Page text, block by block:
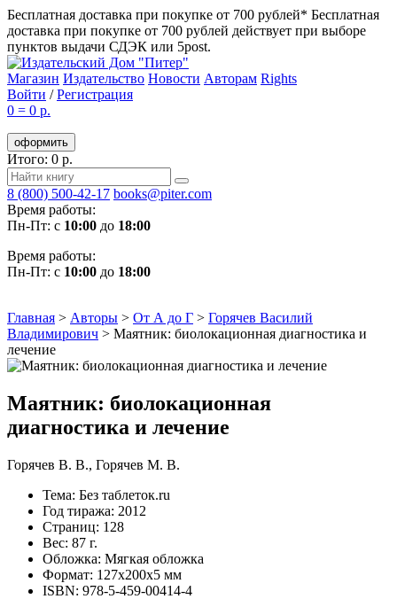
Бесплатная доставка при покупке от 700 рублей* Бесплатная
доставка при покупке от 700 рублей действует при выборе
пунктов выдачи СДЭК или 5post.
Магазин Издательство Новости Авторам Rights
Войти /Регистрация
0 = 0 р.
оформить
Итого: 0 р.
8 (800) 500-42-17 books@piter.com
Время работы:
Пн-Пт: с 10:00 до 18:00
Время работы:
Пн-Пт: с 10:00 до 18:00
Главная > Авторы > От А до Г > Горячев Василий
Владимирович > Маятник: биолокационная диагностика и
лечение
Маятник: биолокационная
диагностика и лечение
Горячев В. В., Горячев М. В.
Тема: Без таблеток.ru
Год тиража: 2012
Страниц: 128
Вес: 87 г.
Обложка: Мягкая обложка
Формат: 127х200х5 мм
ISBN: 978-5-459-00414-4